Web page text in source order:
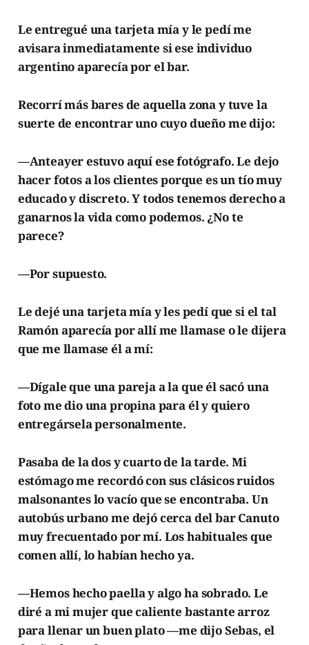
Le entregué una tarjeta mía y le pedí me
avisara inmediatamente si ese individuo
argentino aparecía por el bar.
Recorrí más bares de aquella zona y tuve la
suerte de encontrar uno cuyo dueño me dijo:
—Anteayer estuvo aquí ese fotógrafo. Le dejo
hacer fotos a los clientes porque es un tío muy
educado y discreto. Y todos tenemos derecho a
ganarnos la vida como podemos. ¿No te
parece?
—Por supuesto.
Le dejé una tarjeta mía y les pedí que si el tal
Ramón aparecía por allí me llamase o le dijera
que me llamase él a mí:
—Dígale que una pareja a la que él sacó una
foto me dio una propina para él y quiero
entregársela personalmente.
Pasaba de la dos y cuarto de la tarde. Mi
estómago me recordó con sus clásicos ruidos
malsonantes lo vacío que se encontraba. Un
autobús urbano me dejó cerca del bar Canuto
muy frecuentado por mí. Los habituales que
comen allí, lo habían hecho ya.
—Hemos hecho paella y algo ha sobrado. Le
diré a mi mujer que caliente bastante arroz
para llenar un buen plato —me dijo Sebas, el